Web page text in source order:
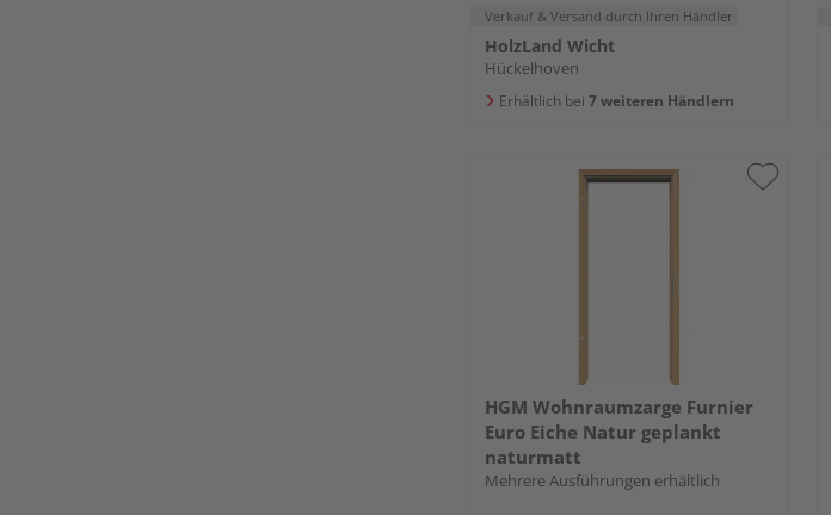
Verkauf & Versand durch Ihren Händler
HolzLand Wicht
Hückelhoven
Erhältlich bei 7 weiteren Händlern
HGM Wohnraumzarge Furnier
Euro Eiche Natur geplankt
naturmatt
Mehrere Ausführungen erhältlich